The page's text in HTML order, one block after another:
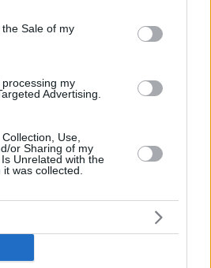
purposes in below Google
Sale of my
my
Advertising.
Use,
or Sharing of my
Unrelated with the
was collected.
υποδέχεται στο «The 2Night
και τον Λευτέρη Μητσόπουλο
κάθε Δευτέρα, Τρίτη και